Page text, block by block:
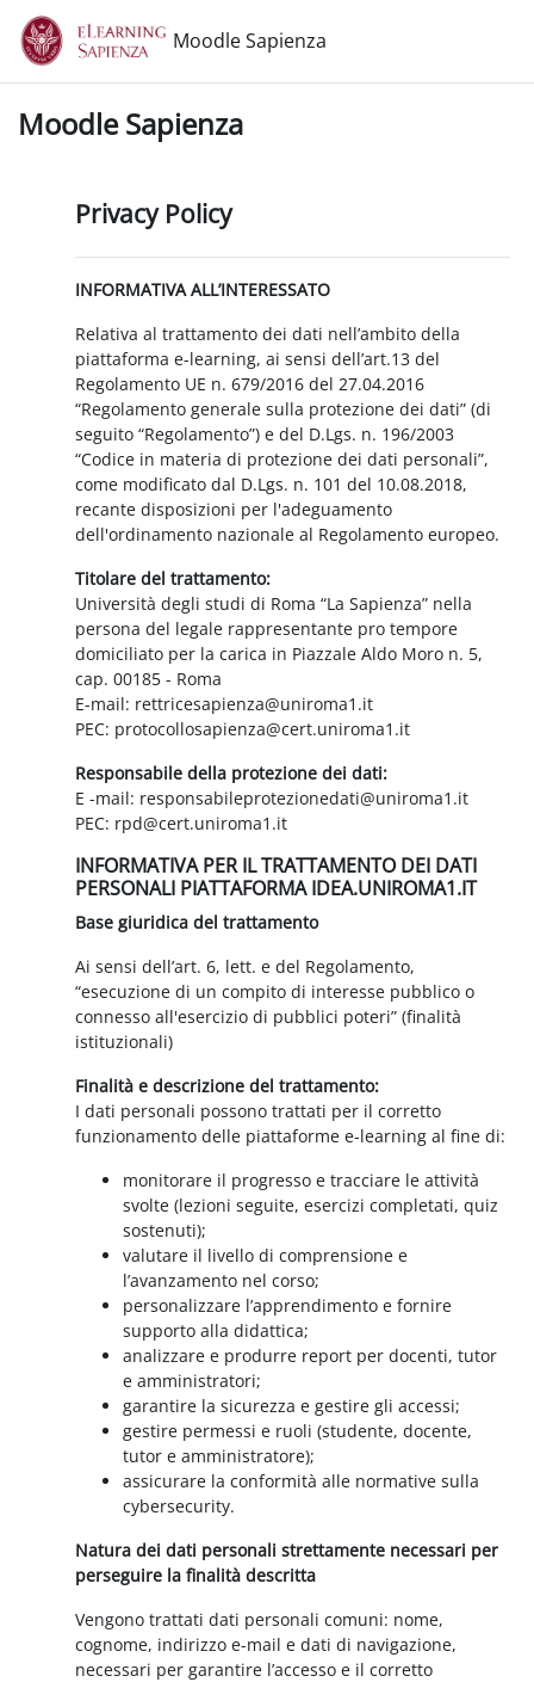
Vai al contenuto principale
Moodle Sapienza
Moodle Sapienza
Privacy Policy
INFORMATIVA ALL’INTERESSATO
Relativa al trattamento dei dati nell’ambito della
piattaforma e-learning, ai sensi dell’art.13 del
Regolamento UE n. 679/2016 del 27.04.2016
“Regolamento generale sulla protezione dei dati” (di
seguito “Regolamento”) e del D.Lgs. n. 196/2003
“Codice in materia di protezione dei dati personali”,
come modificato dal D.Lgs. n. 101 del 10.08.2018,
recante disposizioni per l'adeguamento
dell'ordinamento nazionale al Regolamento europeo.
Titolare del trattamento:
Università degli studi di Roma “La Sapienza” nella
persona del legale rappresentante pro tempore
domiciliato per la carica in Piazzale Aldo Moro n. 5,
cap. 00185 - Roma
E-mail: rettricesapienza@uniroma1.it
PEC: protocollosapienza@cert.uniroma1.it
Responsabile della protezione dei dati:
E -mail: responsabileprotezionedati@uniroma1.it
PEC: rpd@cert.uniroma1.it
INFORMATIVA PER IL TRATTAMENTO DEI DATI
PERSONALI PIATTAFORMA IDEA.UNIROMA1.IT
Base giuridica del trattamento
Ai sensi dell’art. 6, lett. e del Regolamento,
“esecuzione di un compito di interesse pubblico o
connesso all'esercizio di pubblici poteri” (finalità
istituzionali)
Finalità e descrizione del trattamento:
I dati personali possono trattati per il corretto
funzionamento delle piattaforme e-learning al fine di:
monitorare il progresso e tracciare le attività
svolte (lezioni seguite, esercizi completati, quiz
sostenuti);
valutare il livello di comprensione e
l’avanzamento nel corso;
personalizzare l’apprendimento e fornire
supporto alla didattica;
analizzare e produrre report per docenti, tutor
e amministratori;
garantire la sicurezza e gestire gli accessi;
gestire permessi e ruoli (studente, docente,
tutor e amministratore);
assicurare la conformità alle normative sulla
cybersecurity.
Natura dei dati personali strettamente necessari per
perseguire la finalità descritta
Vengono trattati dati personali comuni: nome,
cognome, indirizzo e-mail e dati di navigazione,
necessari per garantire l’accesso e il corretto